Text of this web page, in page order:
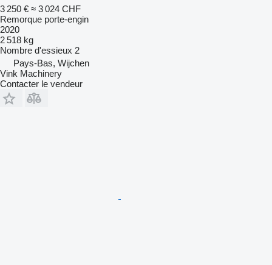
3 250 € ≈ 3 024 CHF
Remorque porte-engin
2020
2 518 kg
Nombre d'essieux 2
Pays-Bas, Wijchen
Vink Machinery
Contacter le vendeur